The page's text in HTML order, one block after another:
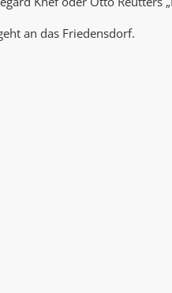
an das Friedensdorf.